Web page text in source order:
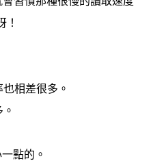
相差很多。
點的。